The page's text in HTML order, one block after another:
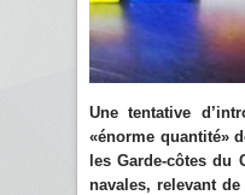
Une tentative
«énorme quantité»
les Garde-côtes du
navales, relevant